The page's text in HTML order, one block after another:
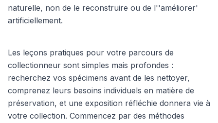
naturelle, non de le reconstruire ou de l''améliorer'
artificiellement.
Les leçons pratiques pour votre parcours de
collectionneur sont simples mais profondes :
recherchez vos spécimens avant de les nettoyer,
comprenez leurs besoins individuels en matière de
préservation, et une exposition réfléchie donnera vie à
votre collection. Commencez par des méthodes